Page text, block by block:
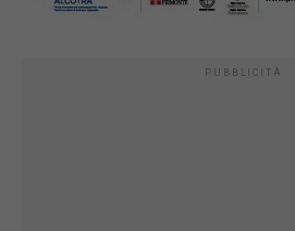
PUBBLICITÀ